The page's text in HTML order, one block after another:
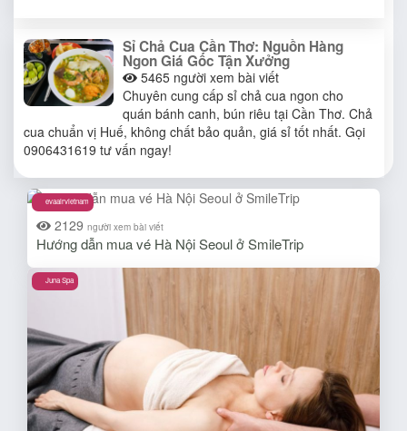
Sỉ Chả Cua Cần Thơ: Nguồn Hàng
Ngon Giá Gốc Tận Xưởng
5465 người xem bài viết
Chuyên cung cấp sỉ chả cua ngon cho
quán bánh canh, bún riêu tại Cần Thơ. Chả
cua chuẩn vị Huế, không chất bảo quản, giá sỉ tốt nhất. Gọi
0906431619 tư vấn ngay!
evaairvietnam
2129 người xem bài viết
Hướng dẫn mua vé Hà Nội Seoul ở SmileTrip
Juna Spa